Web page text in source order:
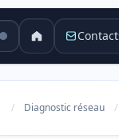
/ Diagnostic réseau /